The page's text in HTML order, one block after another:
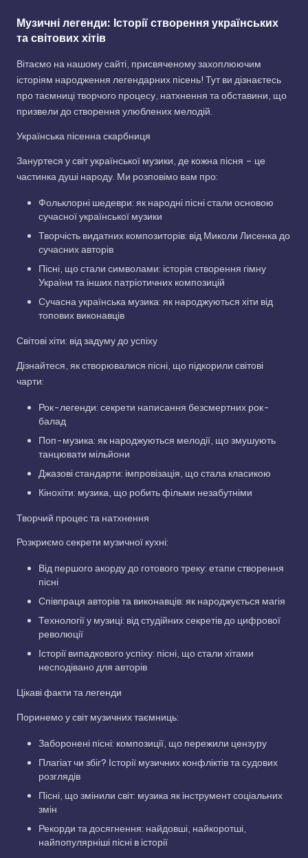
Музичні легенди: Історії створення українських
та світових хітів
Вітаємо на нашому сайті, присвяченому захоплюючим
історіям народження легендарних пісень! Тут ви дізнаєтесь
про таємниці творчого процесу, натхнення та обставини, що
призвели до створення улюблених мелодій.
Українська пісенна скарбниця
Зануртеся у світ української музики, де кожна пісня – це
частинка душі народу. Ми розповімо вам про:
Фольклорні шедеври: як народні пісні стали основою
сучасної української музики
Творчість видатних композиторів: від Миколи Лисенка до
сучасних авторів
Пісні, що стали символами: історія створення гімну
України та інших патріотичних композицій
Сучасна українська музика: як народжуються хіти від
топових виконавців
Світові хіти: від задуму до успіху
Дізнайтеся, як створювалися пісні, що підкорили світові
чарти:
Рок-легенди: секрети написання безсмертних рок-
балад
Поп-музика: як народжуються мелодії, що змушують
танцювати мільйони
Джазові стандарти: імпровізація, що стала класикою
Кінохіти: музика, що робить фільми незабутніми
Творчий процес та натхнення
Розкриємо секрети музичної кухні:
Від першого акорду до готового треку: етапи створення
пісні
Співпраця авторів та виконавців: як народжується магія
Технології у музиці: від студійних секретів до цифрової
революції
Історії випадкового успіху: пісні, що стали хітами
несподівано для авторів
Цікаві факти та легенди
Поринемо у світ музичних таємниць:
Заборонені пісні: композиції, що пережили цензуру
Плагіат чи збіг? Історії музичних конфліктів та судових
розглядів
Пісні, що змінили світ: музика як інструмент соціальних
змін
Рекорди та досягнення: найдовші, найкоротші,
найпопулярніші пісні в історії